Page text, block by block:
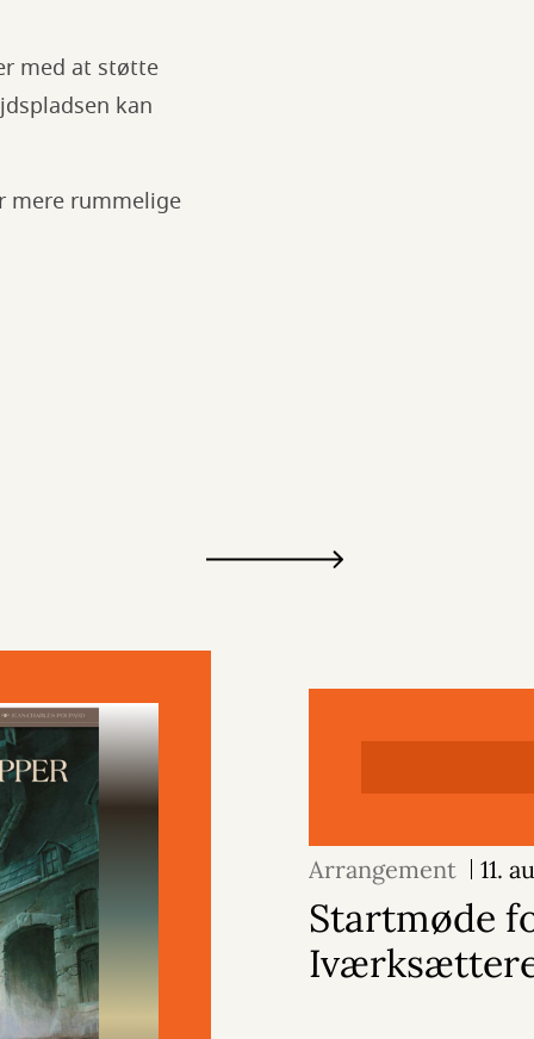
med at støtte
kan
mere rummelige
Arrangement 11.
Startmøde